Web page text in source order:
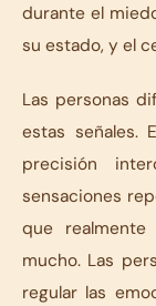
durante el
su estado, y el
Las personas
estas señales.
precisión
sensaciones
que
mucho. Las
regular las